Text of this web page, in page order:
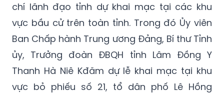
chí lãnh đạo tỉnh dựkhai mạc tại các khu
vực bầu cử trên toàn tỉnh. Trong đó Ủy viên
Ban Chấp hành Trung ương Đảng, Bí thư Tỉnh
ủy, Trưởng đoàn ĐBQH tỉnh Lâm Đồng Y
Thanh Hà Niê Kđăm dự lễ khai mạc tại khu
vực bỏ phiếu số 21, tổ dân phố Lê Hồng